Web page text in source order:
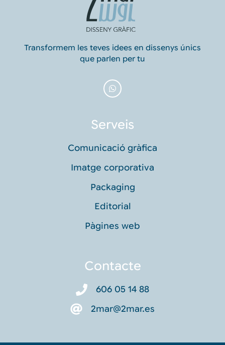
Transformem les teves idees en dissenys únics
que parlen per tu
Serveis
Comunicació gràfica
Imatge corporativa
Packaging
Editorial
Pàgines web
Contacte
606 05 14 88
2mar@2mar.es